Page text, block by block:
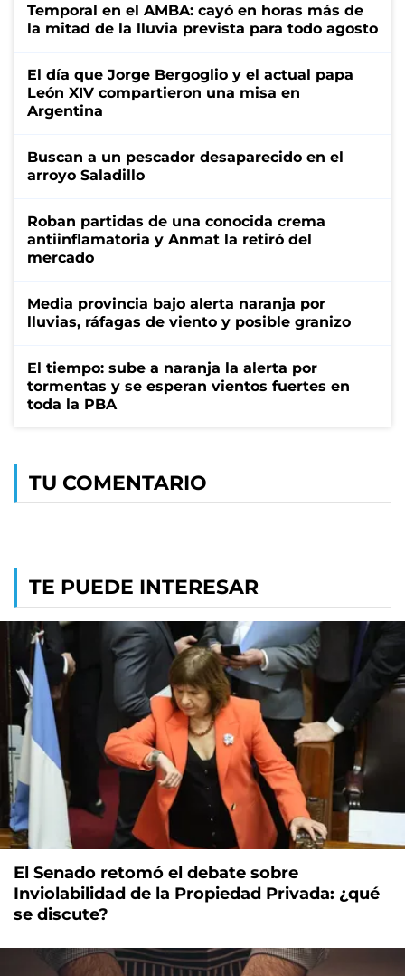
Temporal en el AMBA: cayó en horas más de
la mitad de la lluvia prevista para todo agosto
El día que Jorge Bergoglio y el actual papa
León XIV compartieron una misa en
Argentina
Buscan a un pescador desaparecido en el
arroyo Saladillo
Roban partidas de una conocida crema
antiinflamatoria y Anmat la retiró del
mercado
Media provincia bajo alerta naranja por
lluvias, ráfagas de viento y posible granizo
El tiempo: sube a naranja la alerta por
tormentas y se esperan vientos fuertes en
toda la PBA
TU COMENTARIO
TE PUEDE INTERESAR
El Senado retomó el debate sobre
Inviolabilidad de la Propiedad Privada: ¿qué
se discute?